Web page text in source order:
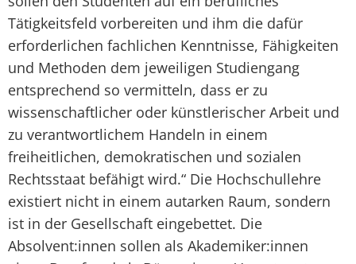
Tätigkeitsfeld vorbereiten und ihm die dafür
erforderlichen fachlichen Kenntnisse, Fähigkeiten
und Methoden dem jeweiligen Studiengang
entsprechend so vermitteln, dass er zu
wissenschaftlicher oder künstlerischer Arbeit und
zu verantwortlichem Handeln in einem
freiheitlichen, demokratischen und sozialen
Rechtsstaat befähigt wird.“ Die Hochschullehre
existiert nicht in einem autarken Raum, sondern
ist in der Gesellschaft eingebettet. Die
Absolvent:innen sollen als Akademiker:innen